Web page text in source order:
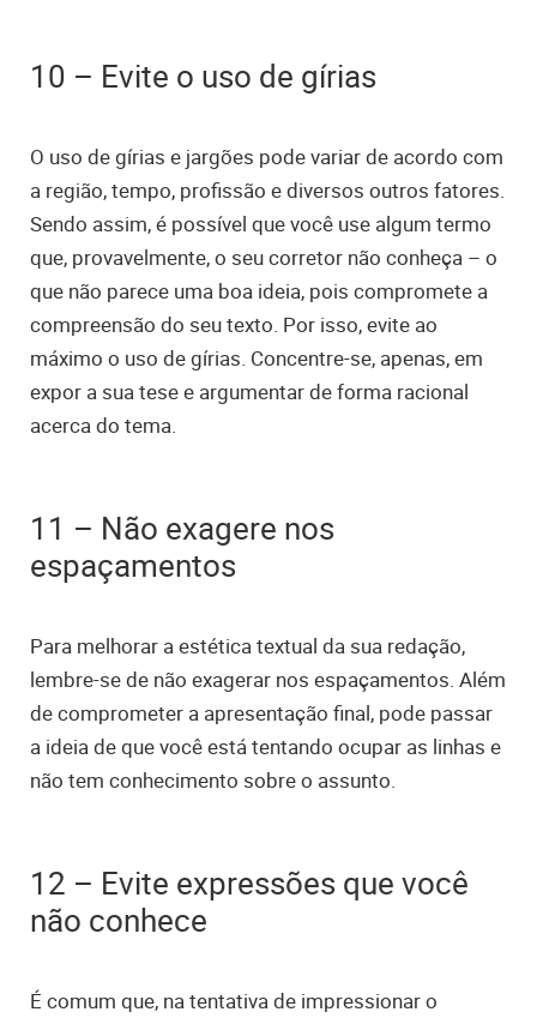
10 – Evite o uso de gírias
O uso de gírias e jargões pode variar de acordo com
a região, tempo, profissão e diversos outros fatores.
Sendo assim, é possível que você use algum termo
que, provavelmente, o seu corretor não conheça – o
que não parece uma boa ideia, pois compromete a
compreensão do seu texto. Por isso, evite ao
máximo o uso de gírias. Concentre-se, apenas, em
expor a sua tese e argumentar de forma racional
acerca do tema.
11 – Não exagere nos
espaçamentos
Para melhorar a estética textual da sua redação,
lembre-se de não exagerar nos espaçamentos. Além
de comprometer a apresentação final, pode passar
a ideia de que você está tentando ocupar as linhas e
não tem conhecimento sobre o assunto.
12 – Evite expressões que você
não conhece
É comum que, na tentativa de impressionar o